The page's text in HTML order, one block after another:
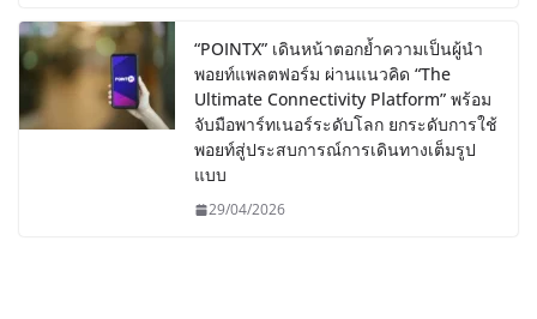
“POINTX” เดินหน้าตอกย้ำความเป็นผู้นำ
พอยท์แพลตฟอร์ม ผ่านแนวคิด “The
Ultimate Connectivity Platform” พร้อม
จับมือพาร์ทเนอร์ระดับโลก ยกระดับการใช้
พอยท์สู่ประสบการณ์การเดินทางเต็มรูป
แบบ
29/04/2026